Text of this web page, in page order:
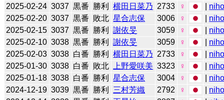
2025-02-24 3037 黒番 勝利 横田日菜乃 2733 ♀
2025-02-20 3037 黒番 敗北 星合志保 3006 ♀
2025-02-15 3037 黒番 勝利 謝依旻 3059 ♀
2025-02-10 3038 黒番 勝利 謝依旻 3059 ♀
2025-02-03 3038 白番 勝利 横田日菜乃 2733 ♀
2025-01-30 3038 白番 敗北 上野愛咲美 3323 ♀
2025-01-18 3038 白番 勝利 星合志保 3004 ♀
2024-12-19 3039 黒番 勝利 三村芳織 2792 ♀